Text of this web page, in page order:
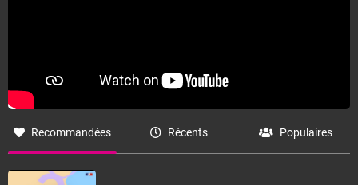
Recommandées Récents Populaires